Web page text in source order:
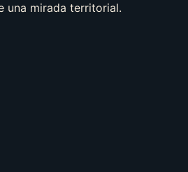
una mirada territorial.